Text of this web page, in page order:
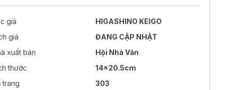
giả
HIGASHINO KEIGO
giả
ĐANG CẬP NHẬT
xuất bản
Hội Nhà Văn
thước
14x20.5cm
trang
303